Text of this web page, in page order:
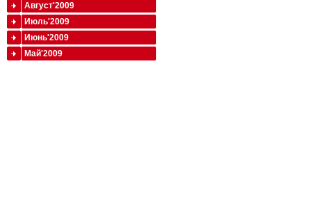
Август'2009
Июль'2009
Июнь'2009
Май'2009